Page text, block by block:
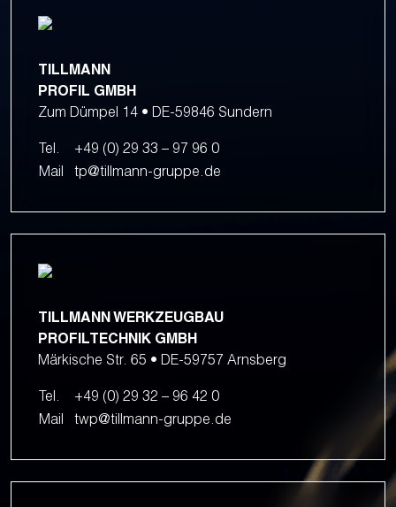
TILLMANN
PROFIL GMBH
Zum Dümpel 14 • DE-59846 Sundern
Tel.
+49 (0) 29 33 – 97 96 0
Mail
tp@tillmann-gruppe.de
TILLMANN WERKZEUGBAU
PROFILTECHNIK GMBH
Märkische Str. 65 • DE-59757 Arnsberg
Tel.
+49 (0) 29 32 – 96 42 0
Mail
twp@tillmann-gruppe.de